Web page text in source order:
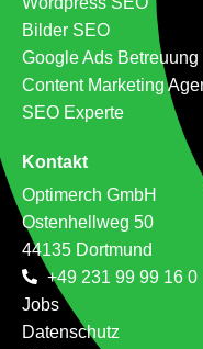
Bilder SEO
Google Ads Betreuung
Content Marketing
SEO Experte
Kontakt
Optimerch GmbH
Ostenhellweg 50
44135 Dortmund
+49 231 99 99 16 0
Jobs
Datenschutz